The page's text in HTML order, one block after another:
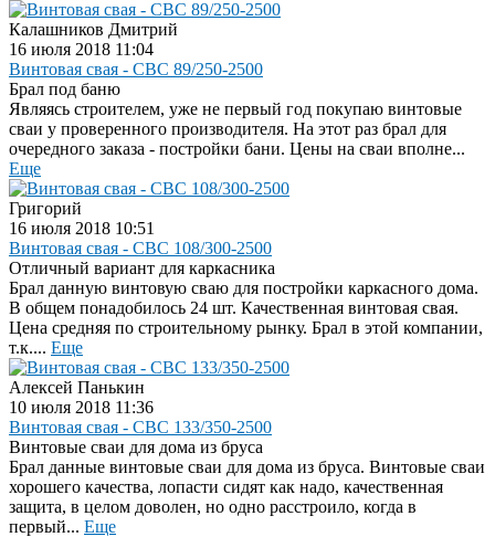
Калашников Дмитрий
16 июля 2018 11:04
Винтовая свая - СВС 89/250-2500
Брал под баню
Являясь строителем, уже не первый год покупаю винтовые
сваи у проверенного производителя. На этот раз брал для
очередного заказа - постройки бани. Цены на сваи вполне...
Еще
Григорий
16 июля 2018 10:51
Винтовая свая - СВС 108/300-2500
Отличный вариант для каркасника
Брал данную винтовую сваю для постройки каркасного дома.
В общем понадобилось 24 шт. Качественная винтовая свая.
Цена средняя по строительному рынку. Брал в этой компании,
т.к.... Еще
Алексей Панькин
10 июля 2018 11:36
Винтовая свая - СВС 133/350-2500
Винтовые сваи для дома из бруса
Брал данные винтовые сваи для дома из бруса. Винтовые сваи
хорошего качества, лопасти сидят как надо, качественная
защита, в целом доволен, но одно расстроило, когда в
первый... Еще